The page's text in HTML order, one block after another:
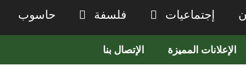
إجتماعيات فلسفة حاسوب
الإعلانات المميزة الإتصال بنا